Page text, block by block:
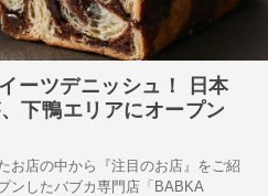
ーツデニッシュ！ 日本
下鴨エリアにオープン
お店の中から『注目のお店』をご紹
ンしたバブカ専門店「BABKA